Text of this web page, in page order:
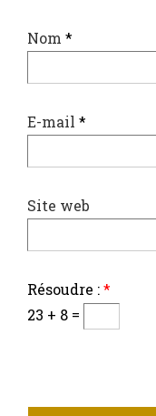
Nom *
E-mail *
Site web
Résoudre :*
23 + 8 =